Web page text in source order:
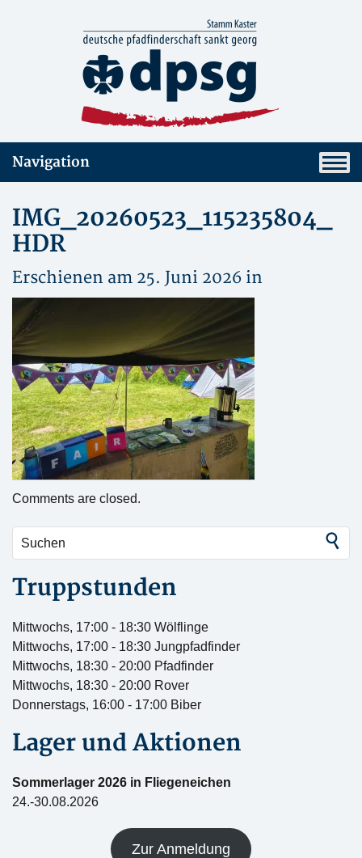
Navigation
IMG_20260523_115235804_
HDR
Erschienen am 25. Juni 2026 in
Comments are closed.
Truppstunden
Mittwochs, 17:00 - 18:30 Wölflinge
Mittwochs, 17:00 - 18:30 Jungpfadfinder
Mittwochs, 18:30 - 20:00 Pfadfinder
Mittwochs, 18:30 - 20:00 Rover
Donnerstags, 16:00 - 17:00 Biber
Lager und Aktionen
Sommerlager 2026 in Fliegeneichen
24.-30.08.2026
Zur Anmeldung